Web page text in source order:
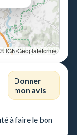
© IGN/Geoplateforme
Donner
mon avis
à faire le bon